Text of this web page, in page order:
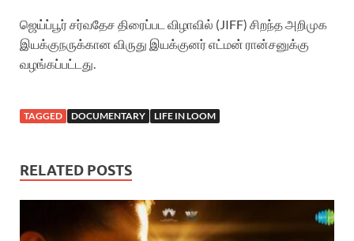
ஜெய்ப்பூர் சர்வதேச திரைப்பட விழாவில் (JIFF) சிறந்த அறிமுக
இயக்குநருக்கான விருது இயக்குனர் எட்மன் ரான்சனுக்கு
வழங்கப்பட்டது.
TAGGED DOCUMENTARY LIFE IN LOOM
RELATED POSTS